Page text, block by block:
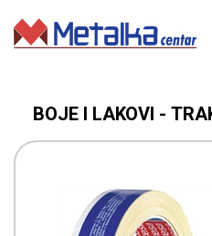
BOJE I LAKOVI -